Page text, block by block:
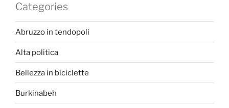
Categories
Abruzzo in tendopoli
Alta politica
Bellezza in biciclette
Burkinabeh